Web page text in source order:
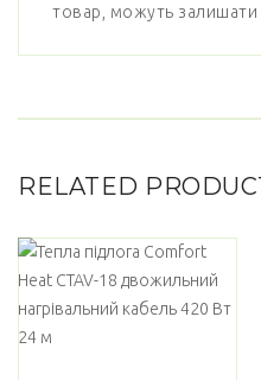
товар, можуть залишати
RELATED